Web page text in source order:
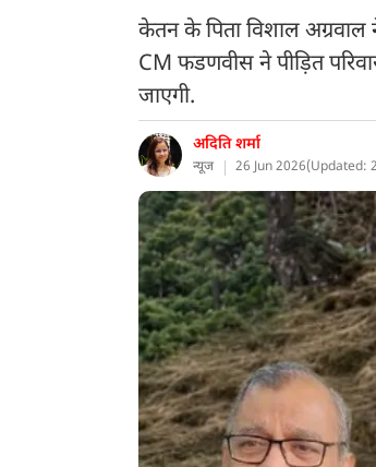
केतन के पिता विशाल
CM फडणवीस ने पीड़ित
जाएगी.
अदिति शर्मा
न्यूज 26 Jun 2026(Updated: